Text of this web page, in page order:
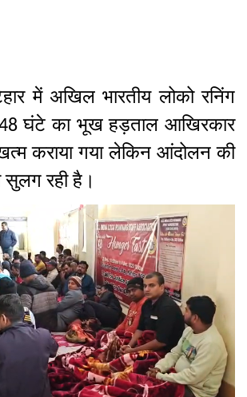
में अखिल भारतीय लोको रनिंग
घंटे का भूख हड़ताल आखिरकार
कराया गया लेकिन आंदोलन की
सुलग रही है।